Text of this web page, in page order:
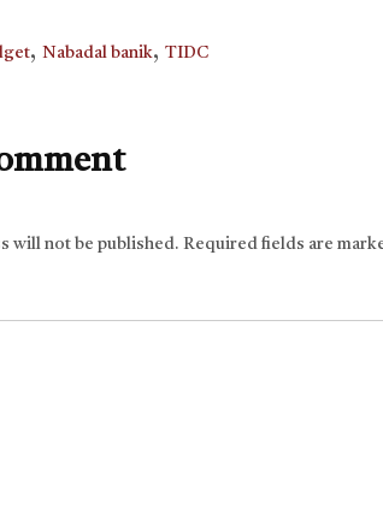
, Nabadal banik, TIDC
will not be published. Required fields are